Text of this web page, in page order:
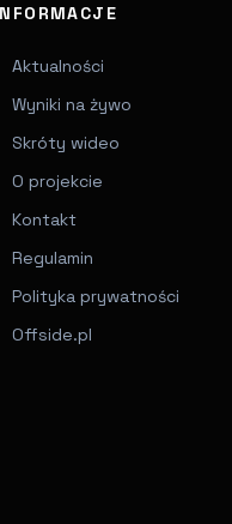
Aktualności
Wyniki na żywo
Skróty wideo
O projekcie
Kontakt
Regulamin
Polityka prywatności
Offside.pl